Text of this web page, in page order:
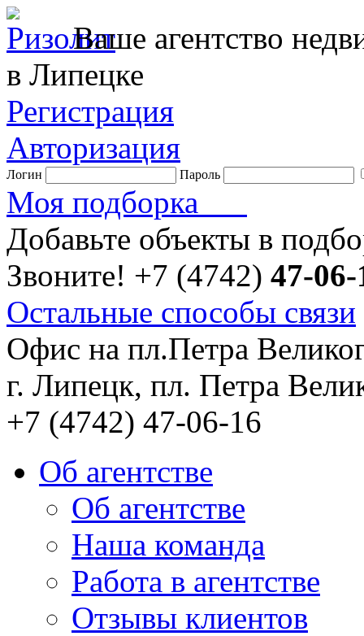
Ваше агентство
в Липецке
Регистрация
Авторизация
Логин Пароль
Моя подборка
Добавьте объекты в
Звоните! +7 (4742) 47-06-
Остальные способы связи
Офис на пл.Петра
г. Липецк, пл. Петра
+7 (4742) 47-06-16
Об агентстве
Об агентстве
Наша команда
Работа в агентстве
Отзывы клиентов